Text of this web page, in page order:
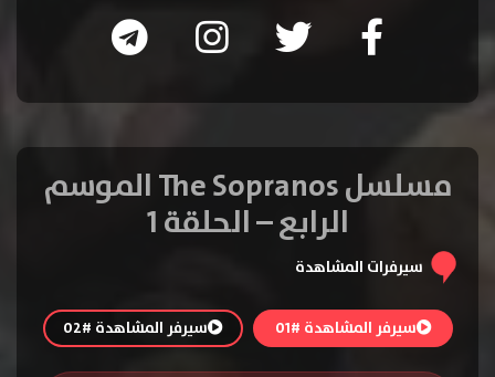
مسلسل The Sopranos الموسم
الرابع – الحلقة 1
سيرفرات المشاهدة
سيرفر المشاهدة #01 سيرفر المشاهدة #02